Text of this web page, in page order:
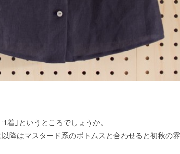
着｣というところでしょうか。
降はマスタード系のボトムスと合わせると初秋の雰